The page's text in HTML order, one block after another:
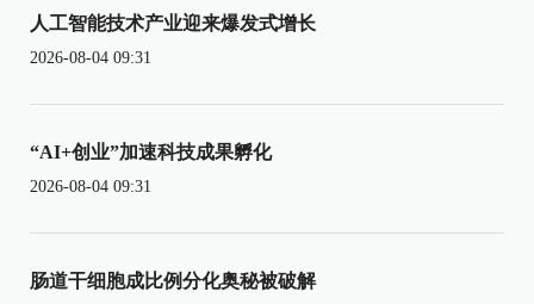
人工智能技术产业迎来爆发式增长
2026-08-04 09:31
“AI+创业”加速科技成果孵化
2026-08-04 09:31
肠道干细胞成比例分化奥秘被破解